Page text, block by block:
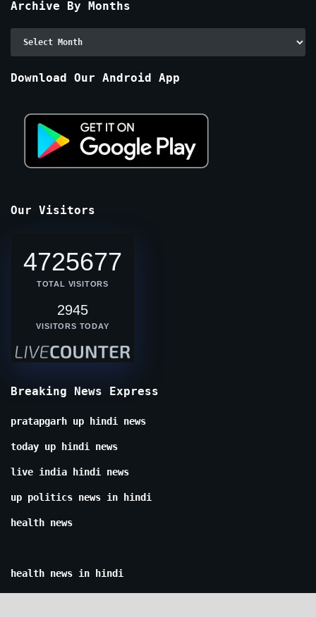
Archive By Months
Download Our Android App
Our Visitors
4725677
TOTAL VISITORS
2945
VISITORS TODAY
Breaking News Express
pratapgarh up hindi news
today up hindi news
live india hindi news
up politics news in hindi
health news
health news in hindi